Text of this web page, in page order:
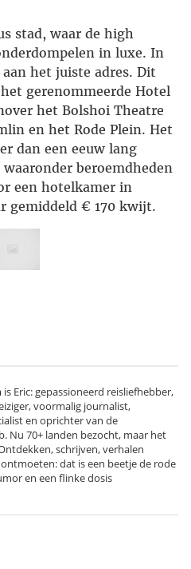
stad, waar de high
in luxe. In
het juiste adres. Dit
gerenommeerde Hotel
het Bolshoi Theatre
en het Rode Plein. Het
dan een eeuw lang
beroemdheden
een hotelkamer in
gemiddeld € 170 kwijt.
is Eric: gepassioneerd reisliefhebber,
voormalig journalist,
en oprichter van de
Nu 70+ landen bezocht, maar het
schrijven, verhalen
dat is een beetje de rode
en een flinke dosis